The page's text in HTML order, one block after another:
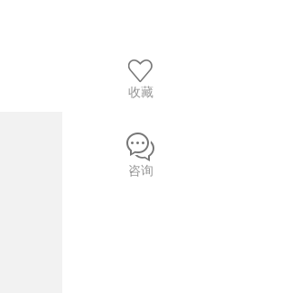
收藏
咨询